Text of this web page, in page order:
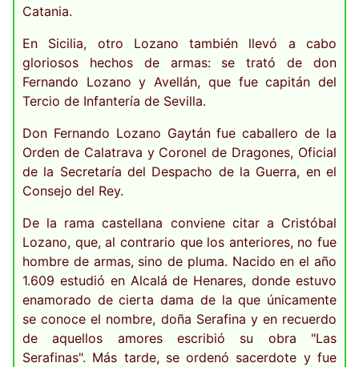
Catania.
En Sicilia, otro Lozano también llevó a cabo
gloriosos hechos de armas: se trató de don
Fernando Lozano y Avellán, que fue capitán del
Tercio de Infantería de Sevilla.
Don Fernando Lozano Gaytán fue caballero de la
Orden de Calatrava y Coronel de Dragones, Oficial
de la Secretaría del Despacho de la Guerra, en el
Consejo del Rey.
De la rama castellana conviene citar a Cristóbal
Lozano, que, al contrario que los anteriores, no fue
hombre de armas, sino de pluma. Nacido en el año
1.609 estudió en Alcalá de Henares, donde estuvo
enamorado de cierta dama de la que únicamente
se conoce el nombre, doña Serafina y en recuerdo
de aquellos amores escribió su obra "Las
Serafinas". Más tarde, se ordenó sacerdote y fue